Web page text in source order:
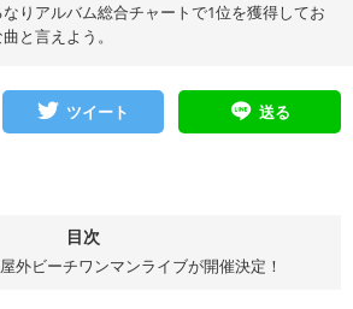
りアルバム総合チャートで1位を獲得してお
と言えよう。
ツイート 送る
目次
外ビーチワンマンライブが開催決定！